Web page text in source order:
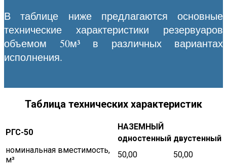
В таблице ниже предлагаются основные
технические характеристики резервуаров
объемом 50м³ в различных вариантах
исполнения.
Таблица технических характеристик
РГС-50
НАЗЕМНЫЙ
одностенный двустенный
номинальная вместимость,
м³
50,00
50,00